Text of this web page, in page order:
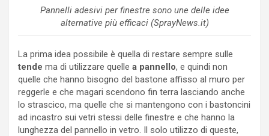
Pannelli adesivi per finestre sono une delle idee
alternative più efficaci (SprayNews.it)
La prima idea possibile è quella di restare sempre sulle
tende ma di utilizzare quelle a pannello, e quindi non
quelle che hanno bisogno del bastone affisso al muro per
reggerle e che magari scendono fin terra lasciando anche
lo strascico, ma quelle che si mantengono con i bastoncini
ad incastro sui vetri stessi delle finestre e che hanno la
lunghezza del pannello in vetro. Il solo utilizzo di queste,